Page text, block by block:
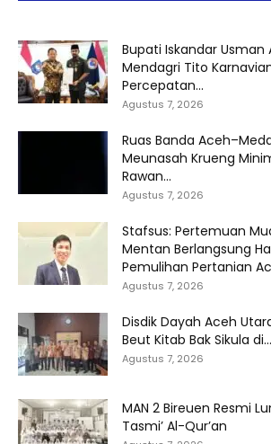
Bupati Iskandar Usman
Mendagri Tito
Percepatan...
Agustus 7, 2026
Ruas Banda
Meunasah Krueng
Rawan...
Agustus 7, 2026
Stafsus: Pertemuan
Mentan Berlangsung
Pemulihan Pertanian
Agustus 7, 2026
Disdik Dayah Aceh
Beut Kitab Bak Sikula di...
Agustus 7, 2026
MAN 2 Bireuen Resmi
Tasmi’ Al-Qur’an